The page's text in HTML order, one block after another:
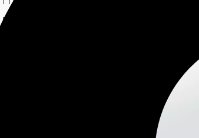
в Муроме
Изготовление надгробных плит в